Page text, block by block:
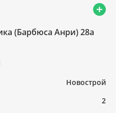
(Барбюса Анри) 28а
Новострой
2